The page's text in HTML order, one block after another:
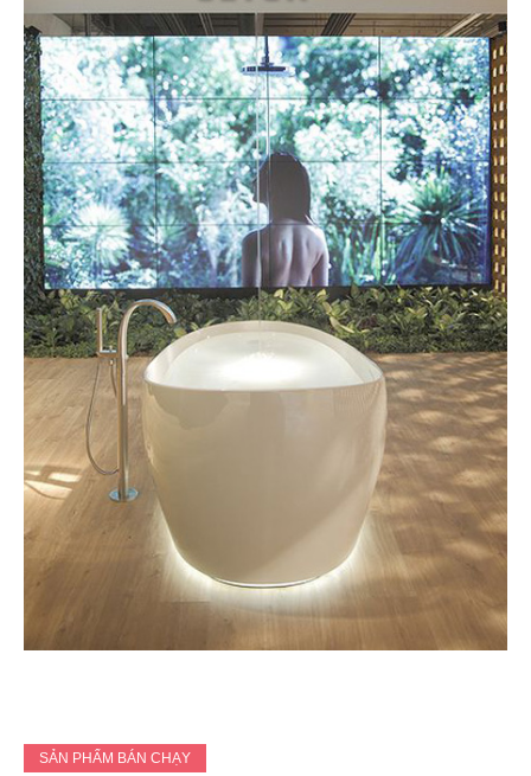
SẢN PHẨM BÁN CHẠY